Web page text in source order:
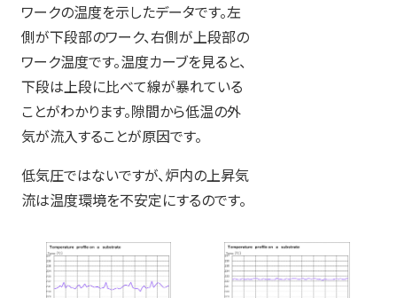
ワークの温度を示したデータです。左
側が下段部のワーク、右側が上段部の
ワーク温度です。温度カーブを見ると、
下段は上段に比べて線が暴れている
ことがわかります。隙間から低温の外
気が流入することが原因です。
低気圧ではないですが、炉内の上昇気
流は温度環境を不安定にするのです。